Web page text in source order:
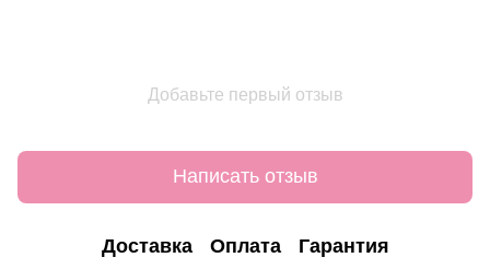
Добавьте первый отзыв
Написать отзыв
Доставка Оплата Гарантия